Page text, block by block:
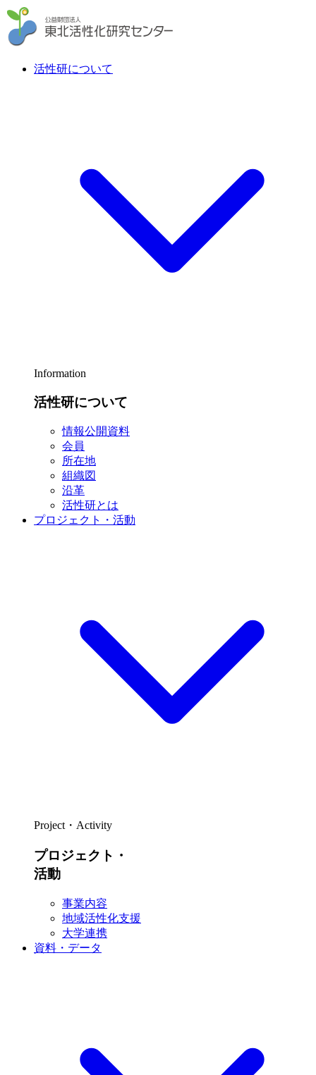
活性研について
Information
活性研について
情報公開資料
会員
所在地
組織図
沿革
活性研とは
プロジェクト・活動
Project・Activity
プロジェクト・
活動
事業内容
地域活性化支援
大学連携
資料・データ